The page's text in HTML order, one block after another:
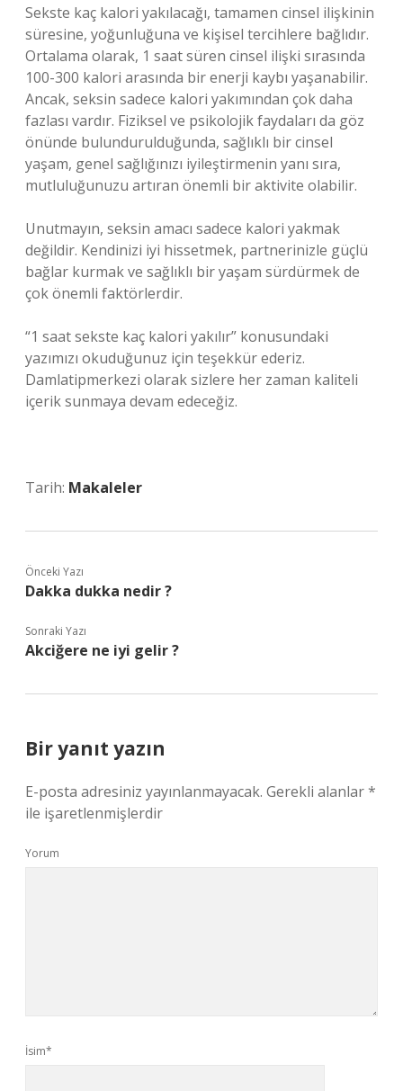
Sekste kaç kalori yakılacağı, tamamen cinsel ilişkinin
süresine, yoğunluğuna ve kişisel tercihlere bağlıdır.
Ortalama olarak, 1 saat süren cinsel ilişki sırasında
100-300 kalori arasında bir enerji kaybı yaşanabilir.
Ancak, seksin sadece kalori yakımından çok daha
fazlası vardır. Fiziksel ve psikolojik faydaları da göz
önünde bulundurulduğunda, sağlıklı bir cinsel
yaşam, genel sağlığınızı iyileştirmenin yanı sıra,
mutluluğunuzu artıran önemli bir aktivite olabilir.
Unutmayın, seksin amacı sadece kalori yakmak
değildir. Kendinizi iyi hissetmek, partnerinizle güçlü
bağlar kurmak ve sağlıklı bir yaşam sürdürmek de
çok önemli faktörlerdir.
“1 saat sekste kaç kalori yakılır” konusundaki
yazımızı okuduğunuz için teşekkür ederiz.
Damlatipmerkezi olarak sizlere her zaman kaliteli
içerik sunmaya devam edeceğiz.
Tarih: Makaleler
Önceki Yazı
Dakka dukka nedir ?
Sonraki Yazı
Akciğere ne iyi gelir ?
Bir yanıt yazın
E-posta adresiniz yayınlanmayacak. Gerekli alanlar*
ile işaretlenmişlerdir
Yorum
İsim*